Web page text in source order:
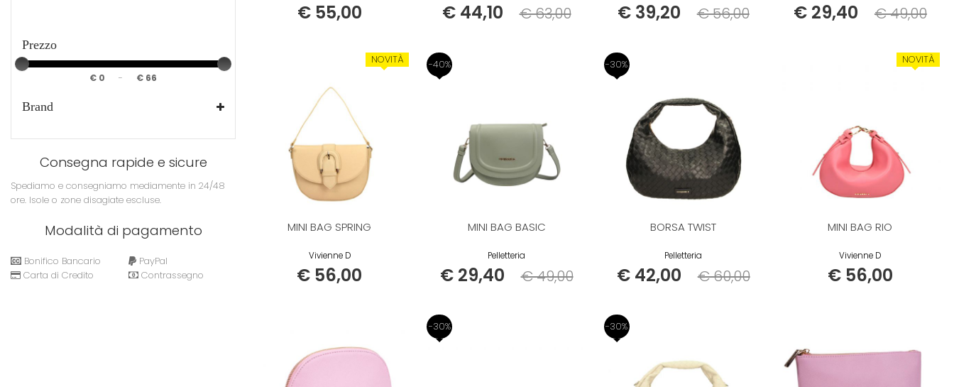
€ 55,00 € 44,10 Listino
€ 63,00 € 39,20 Listino
€ 56,00 € 29,40 Listino
€ 49,00
NOVITÀ
MINI BAG SPRING
Vivienne D
€ 56,00
-40%
MINI BAG BASIC
Pelletteria
€ 29,40 Listino
€ 49,00
-30%
BORSA TWIST
Pelletteria
€ 42,00 Listino
€ 60,00
NOVITÀ
MINI BAG RIO
Vivienne D
€ 56,00
-30% -30%
Prezzo
€ 0 - € 66
Brand
Consegna rapide e sicure
Spediamo e consegniamo mediamente in 24/48
ore. Isole o zone disagiate escluse.
Modalità di pagamento
Bonifico Bancario
Carta di Credito
PayPal
Contrassegno